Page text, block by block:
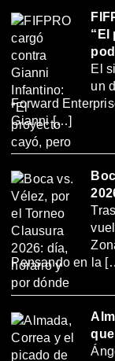
“El
El
un
Forward
Gianni […]
Pensando en la